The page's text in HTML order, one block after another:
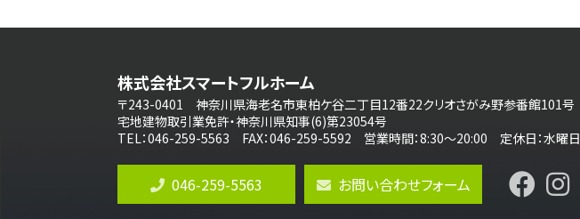
4ＬＤＫ
桜ヶ丘駅
バ14分 ・歩4分
LDK約20帖とゆとりある広さ！WIC、SIC
の…
3,990万円
株式会社スマートフルホーム
〒243-0401 神奈川県海老名市東柏ケ谷二丁目12番22クリオさがみ野参番館101号
宅地建物取引業免許・神奈川県知事(6)第23054号
TEL：046-259-5563 FAX：046-259-5592 営業時間：8:30～20:00 定休日：水曜日
046-259-5563 お問い合わせフォーム